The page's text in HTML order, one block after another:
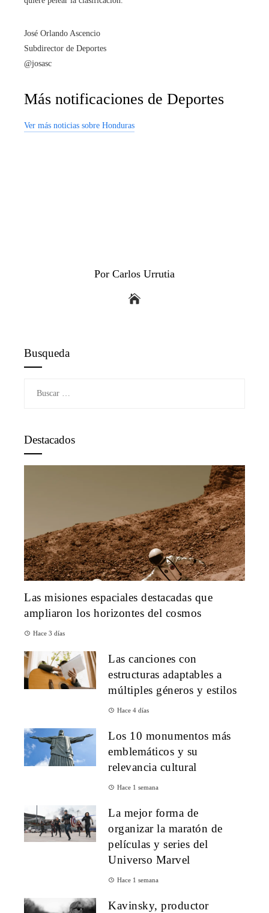
José Orlando Ascencio
Subdirector de Deportes
@josasc
Más notificaciones de Deportes
Ver más noticias sobre Honduras
Por Carlos Urrutia
Busqueda
Destacados
Las misiones espaciales destacadas que
ampliaron los horizontes del cosmos
Hace 3 días
Las canciones con
estructuras adaptables a
múltiples géneros y estilos
Hace 4 días
Los 10 monumentos más
emblemáticos y su
relevancia cultural
Hace 1 semana
La mejor forma de
organizar la maratón de
películas y series del
Universo Marvel
Hace 1 semana
Kavinsky, productor